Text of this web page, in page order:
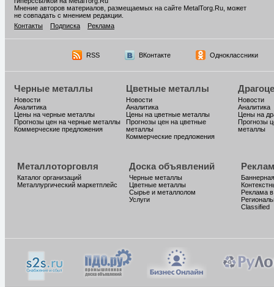
Мнение авторов материалов, размещаемых на сайте MetalTorg.Ru, может
не совпадать с мнением редакции.
Контакты
Подписка Реклама
RSS ВКонтакте Одноклассники
Черные металлы
Новости
Аналитика
Цены на черные металлы
Прогнозы цен на черные металлы
Коммерческие предложения
Цветные металлы
Новости
Аналитика
Цены на цветные металлы
Прогнозы цен на цветные
металлы
Коммерческие предложения
Новости
Аналитика
Цены на
Прогнозы
металлы
Металлоторговля
Каталог организаций
Металлургический маркетплейс
Доска объявлений
Черные металлы
Цветные металлы
Сырье и металлолом
Услуги
Реклама
Classified